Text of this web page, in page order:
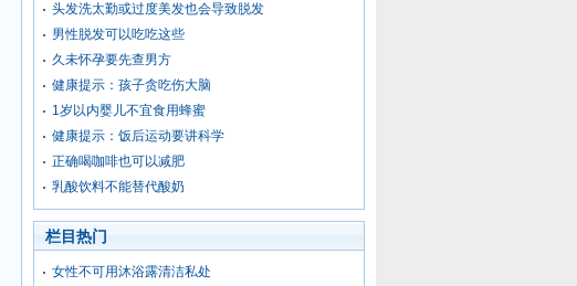
头发洗太勤或过度美发也会导致脱发
男性脱发可以吃吃这些
久未怀孕要先查男方
健康提示：孩子贪吃伤大脑
1岁以内婴儿不宜食用蜂蜜
健康提示：饭后运动要讲科学
正确喝咖啡也可以减肥
乳酸饮料不能替代酸奶
栏目热门
女性不可用沐浴露清洁私处